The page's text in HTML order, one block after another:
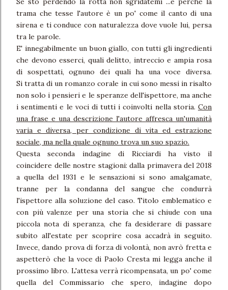
trama che tesse l'autore è un po' come il canto di una
sirena e ti conduce con naturalezza dove vuole lui, persa
tra le parole.
E' innegabilmente un buon giallo, con tutti gli ingredienti
che devono esserci, quali delitto, intreccio e ampia rosa
di sospettati, ognuno dei quali ha una voce diversa.
Si tratta di un romanzo corale in cui sono messi in risalto
non solo i pensieri e le speranze dell'ispettore, ma anche
i sentimenti e le voci di tutti i coinvolti nella storia. Con
una frase e una descrizione l'autore affresca un'umanità
varia e diversa, per condizione di vita ed estrazione
sociale, ma nella quale ognuno trova un suo spazio.
Questa seconda indagine di Ricciardi ha visto il
coincidere delle nostre stagioni: dalla primavera del 2018
a quella del 1931 e le sensazioni si sono amalgamate,
tranne per la condanna del sangue che condurrà
l'ispettore alla soluzione del caso. Titolo emblematico e
con più valenze per una storia che si chiude con una
piccola nota di speranza, che fa desiderare di passare
subito all'estate per scoprire cosa accadrà in seguito.
Invece, dando prova di forza di volontà, non avrò fretta e
aspetterò che la voce di Paolo Cresta mi legga anche il
prossimo libro. L'attesa verrà ricompensata, un po' come
quella del Commissario che spero, indagine dopo